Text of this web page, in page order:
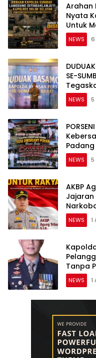
Arahan
Nyata
Untuk
Slogan
NEWS
SE-
NEWS
Padang
NEWS
AKBP
Jajaran
NEWS
Tanpa
NEWS